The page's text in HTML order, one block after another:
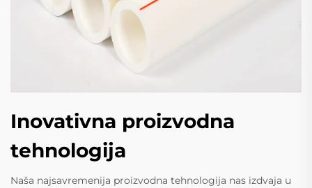
Inovativna proizvodna
tehnologija
Naša najsavremenija proizvodna tehnologija nas izdvaja u